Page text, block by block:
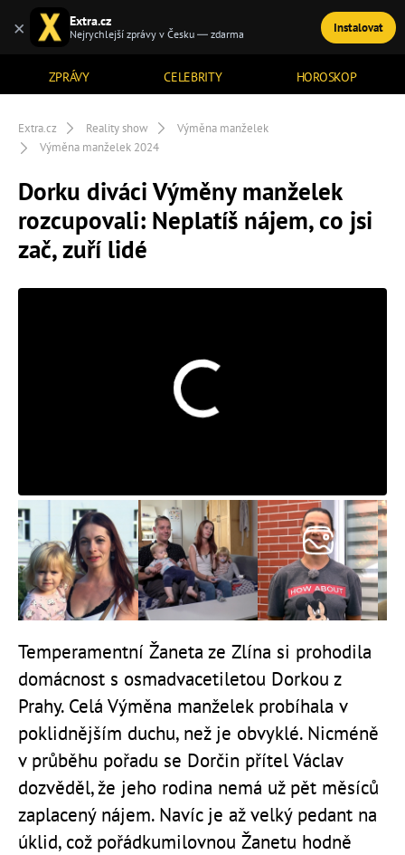
ZPRÁVY CELEBRITY HOROSKOP
TÉMATA
Extra.cz Reality show
Výměna manželek
Výměna manželek 2024
Dorku diváci Výměny manželek
rozcupovali: Neplatíš nájem, co jsi
zač, zuří lidé
Temperamentní Žaneta ze Zlína si prohodila
domácnost s osmadvacetiletou Dorkou z
Prahy. Celá Výměna manželek probíhala v
poklidnějším duchu, než je obvyklé. Nicméně
v průběhu pořadu se Dorčin přítel Václav
dozvěděl, že jeho rodina nemá už pět měsíců
zaplacený nájem. Navíc je až velký pedant na
úklid, což pořádkumilovnou Žanetu hodně
× Extra.cz
Nejrychlejší zprávy v Česku — zdarma Instalovat